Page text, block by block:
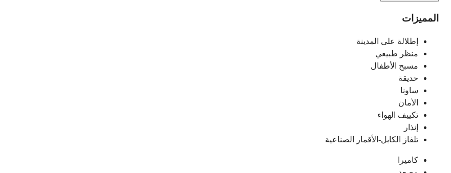
المميزات
إطلالة على المدينة
منظر طبيعي
مسبح الأطفال
حديقة
ساونا
الأمان
تكييف الهواء
إنذار
تلفاز الكابل-الأقمار الصناعية
كاميرا